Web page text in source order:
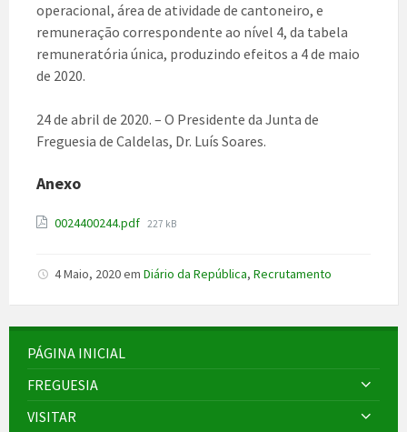
operacional, área de atividade de cantoneiro, e
remuneração correspondente ao nível 4, da tabela
remuneratória única, produzindo efeitos a 4 de maio
de 2020.
24 de abril de 2020. – O Presidente da Junta de
Freguesia de Caldelas, Dr. Luís Soares.
Anexo
0024400244.pdf File
227 kB
4 Maio, 2020em Diário da República, Recrutamento
PÁGINA INICIAL
FREGUESIA
VISITAR